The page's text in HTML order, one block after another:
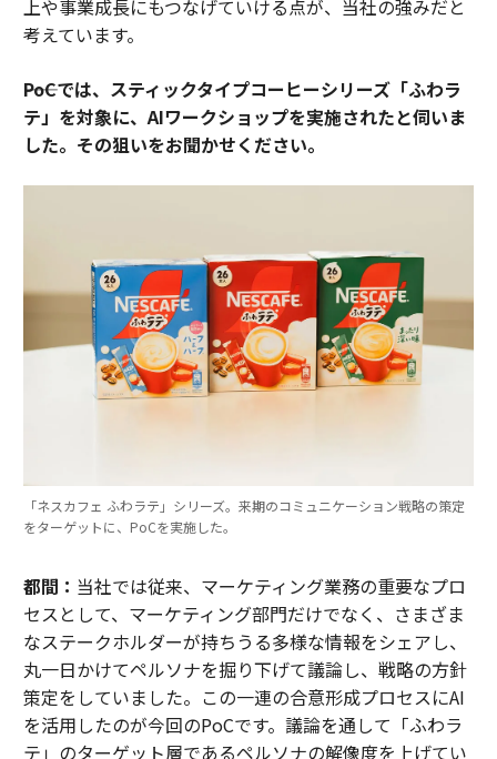
上や事業成長にもつなげていける点が、当社の強みだと
考えています。
――PoCでは、スティックタイプコーヒーシリーズ「ふわラ
テ」を対象に、AIワークショップを実施されたと伺いま
した。その狙いをお聞かせください。
「ネスカフェ ふわラテ」シリーズ。来期のコミュニケーション戦略の策定
をターゲットに、PoCを実施した。
都間： 当社では従来、マーケティング業務の重要なプロ
セスとして、マーケティング部門だけでなく、さまざま
なステークホルダーが持ちうる多様な情報をシェアし、
丸一日かけてペルソナを掘り下げて議論し、戦略の方針
策定をしていました。この一連の合意形成プロセスにAI
を活用したのが今回のPoCです。議論を通して「ふわラ
テ」のターゲット層であるペルソナの解像度を上げてい